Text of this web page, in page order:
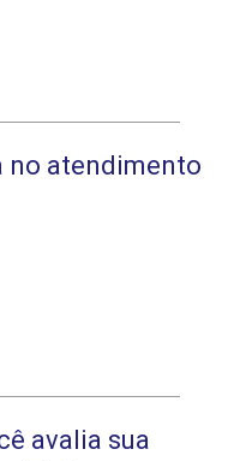
no atendimento
avalia sua